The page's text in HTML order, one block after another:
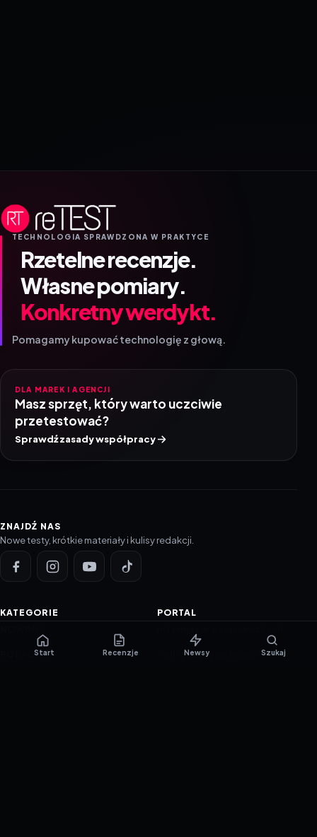
TECHNOLOGIA SPRAWDZONA W PRAKTYCE
Rzetelne recenzje.
Własne pomiary.
Konkretny werdykt.
Pomagamy kupować technologię z głową.
DLA MAREK I AGENCJI
Masz sprzęt, który warto uczciwie
przetestować?
Sprawdź zasady współpracy
ZNAJDŹ NAS
Nowe testy, krótkie materiały i kulisy redakcji.
KATEGORIE
PORADNIKI
PORTAL
Polityka prywatności
Start Recenzje Newsy Szukaj